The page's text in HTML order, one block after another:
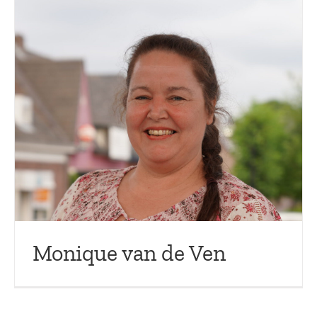
Monique van de Ven